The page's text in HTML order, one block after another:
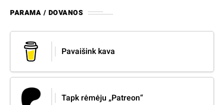
PARAMA / DOVANOS
Pavaišink kava
Tapk rėmėju „Patreon“